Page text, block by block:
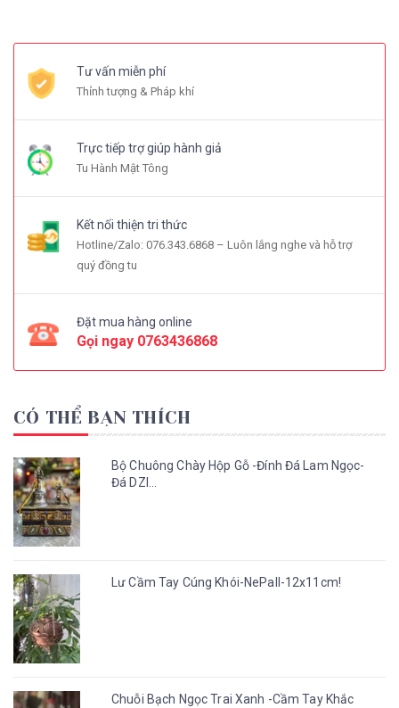
Tư vấn miễn phí
Thỉnh tượng & Pháp khí
Trực tiếp trợ giúp hành giả
Tu Hành Mật Tông
Kết nối thiện tri thức
Hotline/Zalo: 076.343.6868 – Luôn lắng nghe và hỗ trợ
quý đồng tu
Đặt mua hàng online
Gọi ngay 0763436868
CÓ THỂ BẠN THÍCH
Bộ Chuông Chày Hộp Gỗ -Đính Đá Lam Ngọc-
Đá DZI...
Lư Cầm Tay Cúng Khói-NePall-12x11cm!
Chuỗi Bạch Ngọc Trai Xanh -Cầm Tay Khắc